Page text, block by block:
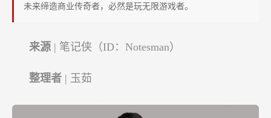
未来缔造商业传奇者，必然是玩无限游戏者。
来源 | 笔记侠（ID：Notesman）
整理者 | 玉茹